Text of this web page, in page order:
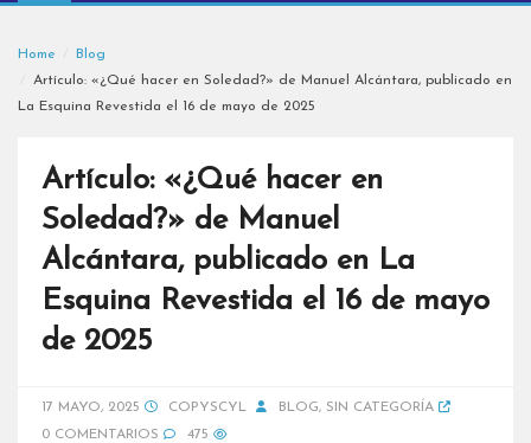
Home
Blog
Artículo: «¿Qué hacer en Soledad?» de Manuel Alcántara, publicado en
La Esquina Revestida el 16 de mayo de 2025
Artículo: «¿Qué hacer en
Soledad?» de Manuel
Alcántara, publicado en La
Esquina Revestida el 16 de mayo
de 2025
17 MAYO, 2025 COPYSCYL BLOG, SIN CATEGORÍA
0 COMENTARIOS
475